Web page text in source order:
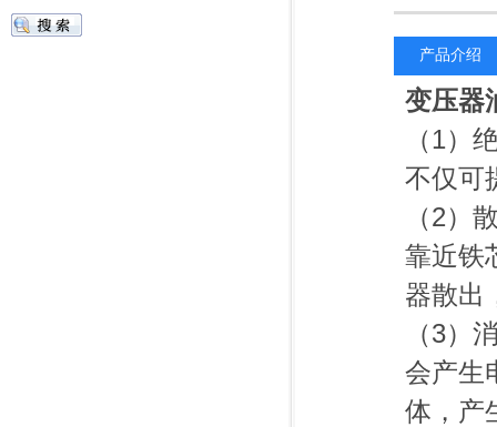
产品介绍
变压器
（1）
不仅可
（2）
靠近铁
器散出
（3）
会产生
体，产